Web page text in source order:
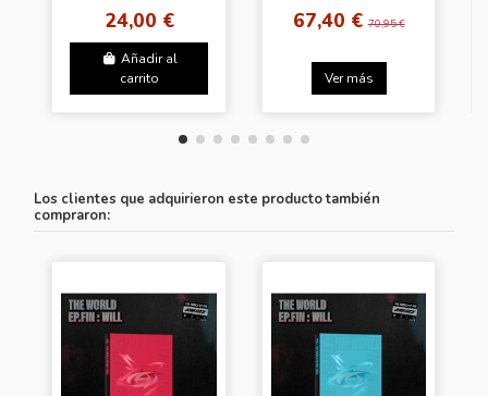
24,00 €
Añadir al
carrito
67,40 €70,95 €
Ver más
Los clientes que adquirieron este producto también
compraron: